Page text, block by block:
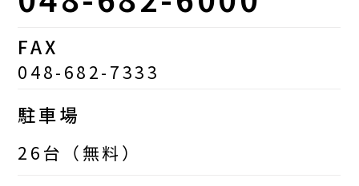
FAX
048-682-7333
駐車場
26台（無料）